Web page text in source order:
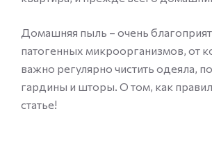
Домашняя пыль – очень
патогенных микроорганизмов, от
важно регулярно чистить одеяла,
гардины и шторы. О том, как
статье!